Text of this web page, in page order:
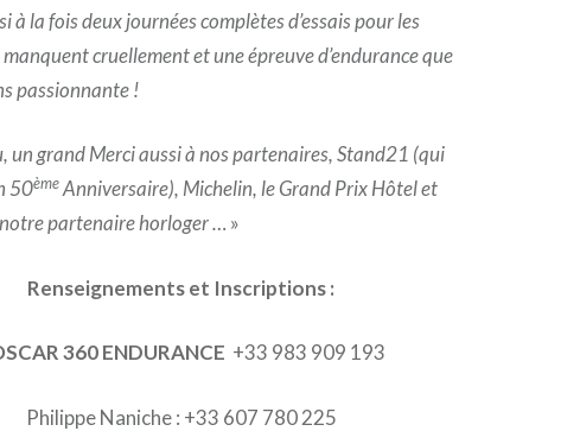
à la fois deux journées complètes d’essais pour les
manquent cruellement et une épreuve d’endurance que
passionnante !
un grand Merci aussi à nos partenaires, Stand21 (qui
50èmeAnniversaire), Michelin, le Grand Prix Hôtel et
partenaire horloger … »
Renseignements et Inscriptions :
360 ENDURANCE +33 983 909 193
Philippe Naniche : +33 607 780 225